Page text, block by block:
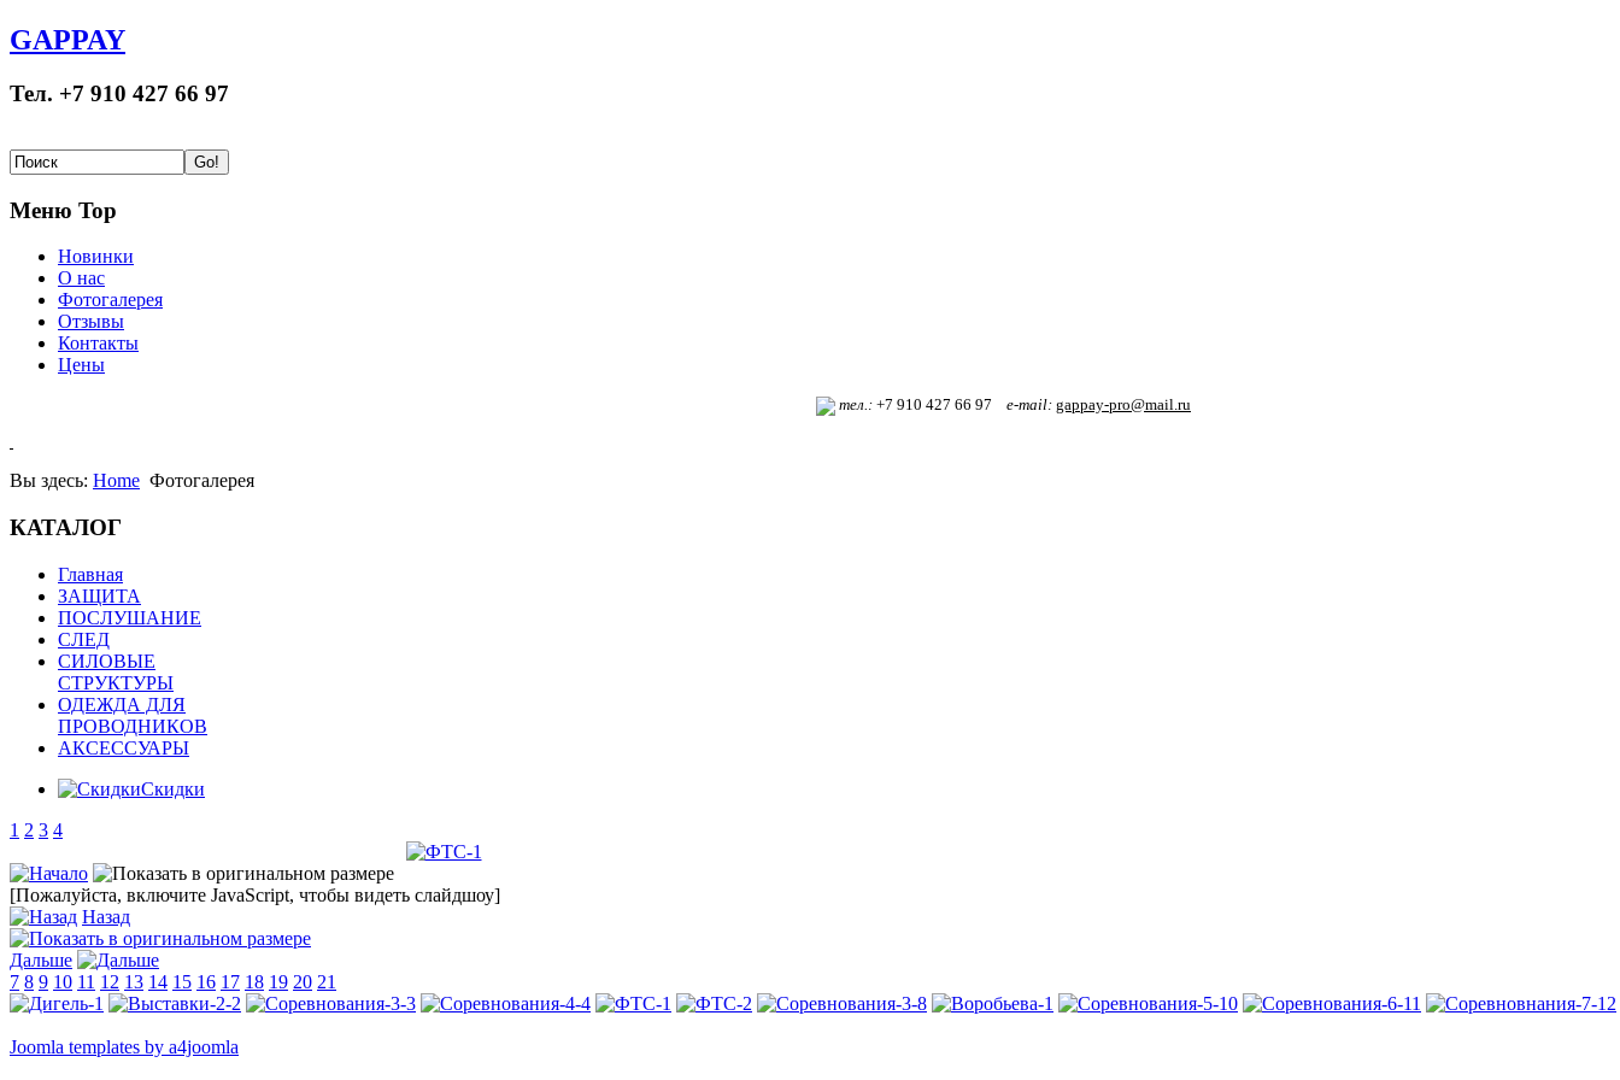
GAPPAY
Тел. +7 910 427 66 97
Меню Top
Новинки
О нас
Фотогалерея
Отзывы
Контакты
Цены
тел.: +7 910 427 66 97 e-mail: gappay-pro@mail.ru
Вы здесь: Home Фотогалерея
КАТАЛОГ
Главная
ЗАЩИТА
ПОСЛУШАНИЕ
СЛЕД
СИЛОВЫЕ
СТРУКТУРЫ
ОДЕЖДА ДЛЯ
ПРОВОДНИКОВ
АКСЕССУАРЫ
Скидки
1 2 3 4
[Пожалуйста, включите JavaScript, чтобы видеть слайдшоу]
Назад
Дальше
7 8 9 10 11 12 13 14 15 16 17 18 19 20 21
Joomla templates by a4joomla